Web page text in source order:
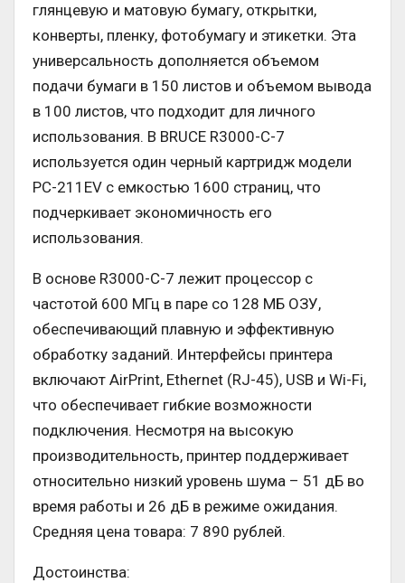
глянцевую и матовую бумагу, открытки,
конверты, пленку, фотобумагу и этикетки. Эта
универсальность дополняется объемом
подачи бумаги в 150 листов и объемом вывода
в 100 листов, что подходит для личного
использования. В BRUCE R3000-C-7
используется один черный картридж модели
PC-211EV с емкостью 1600 страниц, что
подчеркивает экономичность его
использования.
В основе R3000-C-7 лежит процессор с
частотой 600 МГц в паре со 128 МБ ОЗУ,
обеспечивающий плавную и эффективную
обработку заданий. Интерфейсы принтера
включают AirPrint, Ethernet (RJ-45), USB и Wi-Fi,
что обеспечивает гибкие возможности
подключения. Несмотря на высокую
производительность, принтер поддерживает
относительно низкий уровень шума – 51 дБ во
время работы и 26 дБ в режиме ожидания.
Средняя цена товара: 7 890 рублей.
Достоинства: